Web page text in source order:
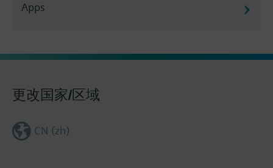
Apps
更改国家/区域
CN (zh)